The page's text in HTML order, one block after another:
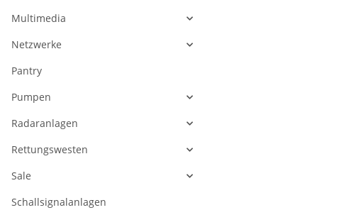
Multimedia
Netzwerke
Pantry
Pumpen
Radaranlagen
Rettungswesten
Sale
Schallsignalanlagen